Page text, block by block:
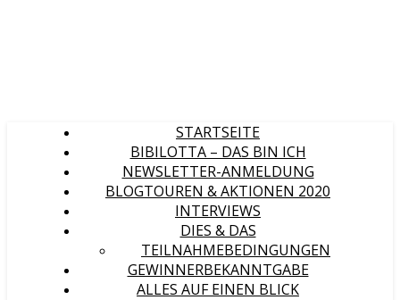
STARTSEITE
BIBILOTTA – DAS BIN ICH
NEWSLETTER-ANMELDUNG
BLOGTOUREN & AKTIONEN 2020
INTERVIEWS
DIES & DAS
TEILNAHMEBEDINGUNGEN
GEWINNERBEKANNTGABE
ALLES AUF EINEN BLICK